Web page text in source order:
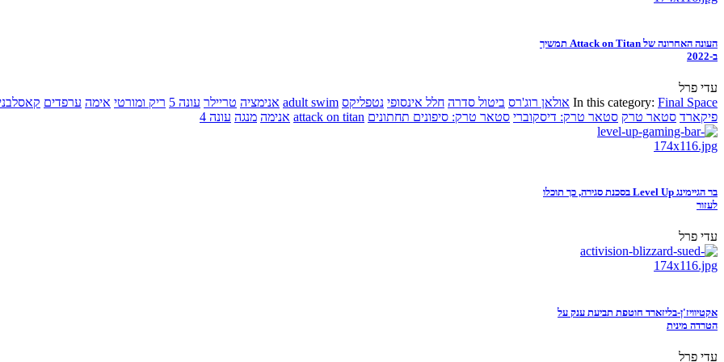
העונה האחרונה של Attack on Titan תמשיך
ב-2022
עדי פרל
In this category: Final Space אולאן רוג'רס ביטול סדרה חלל אינסופי נטפליקס adult swim אנימציה טריילר עונה 5 ריק ומורטי אימה ערפדים
פיקארד סטאר טרק סטאר טרק: דיסקוברי סטאר טרק: סיפונים תחתונים attack on titan אנימה מנגה עונה 4
בר הגיימינג Level Up בסכנת סגירה, כך תוכלו
לעזור
עדי פרל
אקטיוויז'ן-בליזארד חוטפת תביעת ענק על
הטרדה מינית
עדי פרל